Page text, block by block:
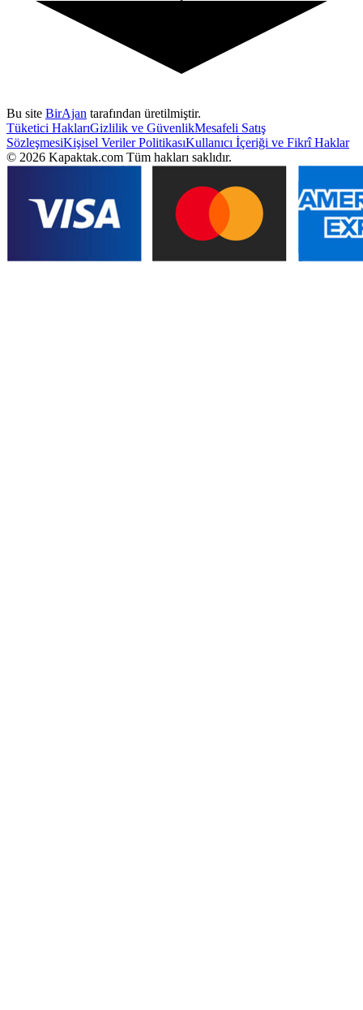
Bu site BirAjan tarafından üretilmiştir.
Tüketici HaklarıGizlilik ve GüvenlikMesafeli Satış
SözleşmesiKişisel Veriler PolitikasıKullanıcı İçeriği ve Fikrî Haklar
© 2026 Kapaktak.com Tüm hakları saklıdır.